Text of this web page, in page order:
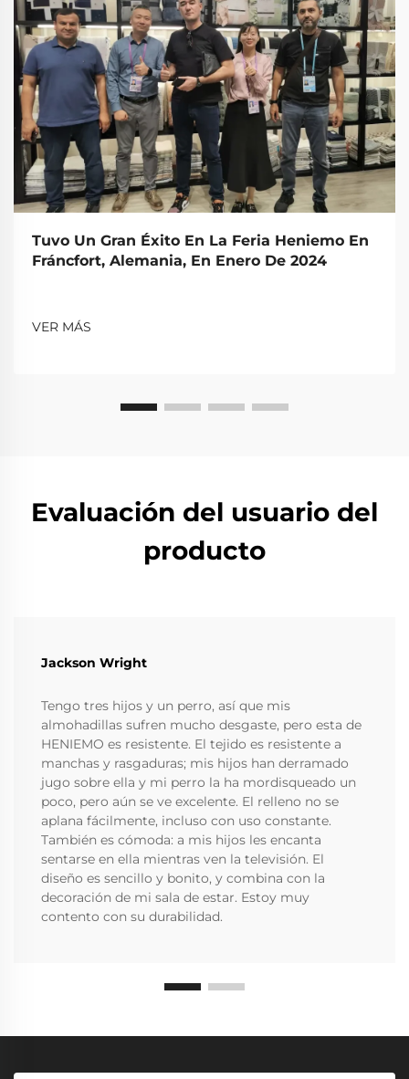
Tuvo Un Gran Éxito En La Feria Heniemo En
Fráncfort, Alemania, En Enero De 2024
VER MÁS
Evaluación del usuario del
producto
Jackson Wright
Tengo tres hijos y un perro, así que mis
almohadillas sufren mucho desgaste, pero esta de
HENIEMO es resistente. El tejido es resistente a
manchas y rasgaduras; mis hijos han derramado
jugo sobre ella y mi perro la ha mordisqueado un
poco, pero aún se ve excelente. El relleno no se
aplana fácilmente, incluso con uso constante.
También es cómoda: a mis hijos les encanta
sentarse en ella mientras ven la televisión. El
diseño es sencillo y bonito, y combina con la
decoración de mi sala de estar. Estoy muy
contento con su durabilidad.